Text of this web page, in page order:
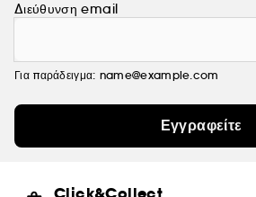
Διεύθυνση email
Για παράδειγμα: name@example.com
Εγγραφείτε